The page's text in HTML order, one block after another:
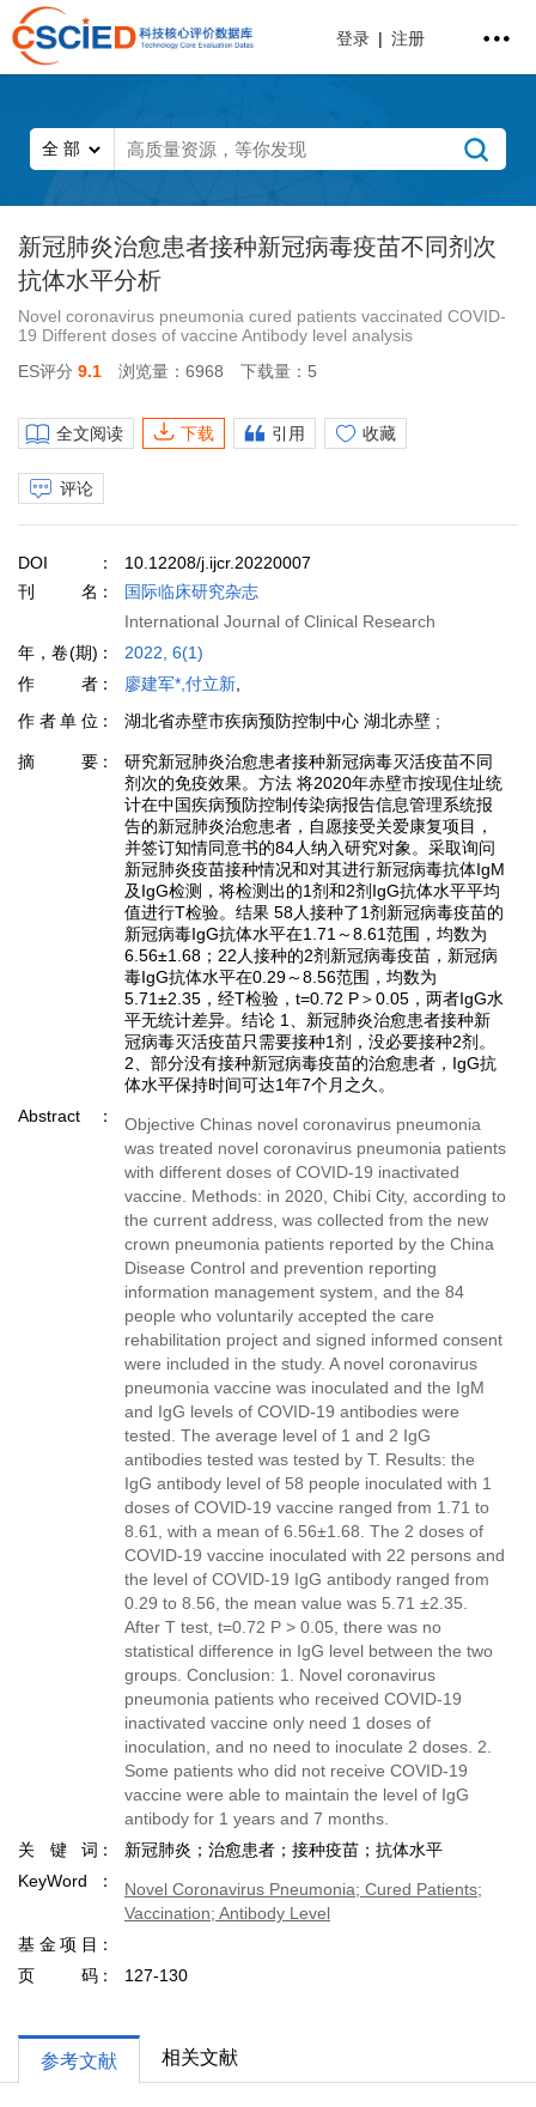
登录 | 注册
新冠肺炎治愈患者接种新冠病毒疫苗不同剂次
抗体水平分析
Novel coronavirus pneumonia cured patients vaccinated COVID-
19 Different doses of vaccine Antibody level analysis
ES评分 9.1 浏览量：6968 下载量：5
全文阅读 下载 引用 收藏
评论
DOI
10.12208/j.ijcr.20220007
刊名
国际临床研究杂志
International Journal of Clinical Research
年，卷(期)
2022, 6(1)
作者
廖建军*,付立新
作者单位
湖北省赤壁市疾病预防控制中心 湖北赤壁 ;
摘要
研究新冠肺炎治愈患者接种新冠病毒灭活疫苗不同
剂次的免疫效果。方法 将2020年赤壁市按现住址统
计在中国疾病预防控制传染病报告信息管理系统报
告的新冠肺炎治愈患者，自愿接受关爱康复项目，
并签订知情同意书的84人纳入研究对象。采取询问
新冠肺炎疫苗接种情况和对其进行新冠病毒抗体IgM
及IgG检测，将检测出的1剂和2剂IgG抗体水平平均
值进行T检验。结果 58人接种了1剂新冠病毒疫苗的
新冠病毒IgG抗体水平在1.71～8.61范围，均数为
6.56±1.68；22人接种的2剂新冠病毒疫苗，新冠病
毒IgG抗体水平在0.29～8.56范围，均数为
5.71±2.35，经T检验，t=0.72 P＞0.05，两者IgG水
平无统计差异。结论 1、新冠肺炎治愈患者接种新
冠病毒灭活疫苗只需要接种1剂，没必要接种2剂。
2、部分没有接种新冠病毒疫苗的治愈患者，IgG抗
体水平保持时间可达1年7个月之久。
Abstract
Objective Chinas novel coronavirus pneumonia
was treated novel coronavirus pneumonia patients
with different doses of COVID-19 inactivated
vaccine. Methods: in 2020, Chibi City, according to
the current address, was collected from the new
crown pneumonia patients reported by the China
Disease Control and prevention reporting
information management system, and the 84
people who voluntarily accepted the care
rehabilitation project and signed informed consent
were included in the study. A novel coronavirus
pneumonia vaccine was inoculated and the IgM
and IgG levels of COVID-19 antibodies were
tested. The average level of 1 and 2 IgG
antibodies tested was tested by T. Results: the
IgG antibody level of 58 people inoculated with 1
doses of COVID-19 vaccine ranged from 1.71 to
8.61, with a mean of 6.56±1.68. The 2 doses of
COVID-19 vaccine inoculated with 22 persons and
the level of COVID-19 IgG antibody ranged from
0.29 to 8.56, the mean value was 5.71 ±2.35.
After T test, t=0.72 P > 0.05, there was no
statistical difference in IgG level between the two
groups. Conclusion: 1. Novel coronavirus
pneumonia patients who received COVID-19
inactivated vaccine only need 1 doses of
inoculation, and no need to inoculate 2 doses. 2.
Some patients who did not receive COVID-19
vaccine were able to maintain the level of IgG
antibody for 1 years and 7 months.
关键词
新冠肺炎；治愈患者；接种疫苗；抗体水平
KeyWord
Novel Coronavirus Pneumonia; Cured Patients;
Vaccination; Antibody Level
基金项目
页码
127-130
参考文献 相关文献